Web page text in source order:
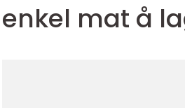
enkel mat å